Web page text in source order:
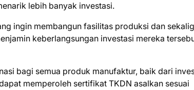
lebih banyak investasi.
ingin membangun fasilitas produksi dan
keberlangsungan investasi mereka
bagi semua produk manufaktur, baik dari
memperoleh sertifikat TKDN asalkan sesuai